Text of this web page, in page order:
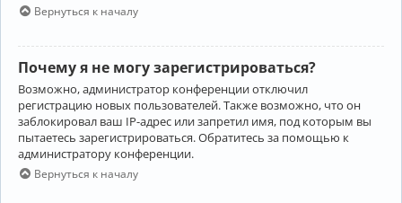
Вернуться к началу
Почему я не могу зарегистрироваться?
Возможно, администратор конференции отключил
регистрацию новых пользователей. Также возможно, что он
заблокировал ваш IP-адрес или запретил имя, под которым вы
пытаетесь зарегистрироваться. Обратитесь за помощью к
администратору конференции.
Вернуться к началу